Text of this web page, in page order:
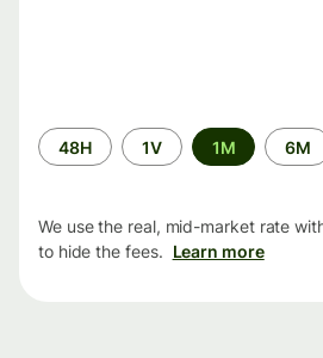
Time
period
48H 1V 1M 6M
We use the real, mid-market rate
to hide the fees. Learn more